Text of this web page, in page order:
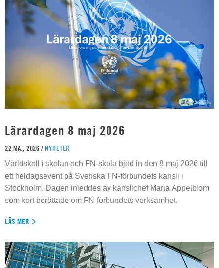
Lärardagen 8 maj 2026
22 MAJ, 2026 / NYHETER
Världskoll i skolan och FN-skola bjöd in den 8 maj 2026 till
ett heldagsevent på Svenska FN-förbundets kansli i
Stockholm. Dagen inleddes av kanslichef Maria Appelblom
som kort berättade om FN-förbundets verksamhet.
LÄS MER